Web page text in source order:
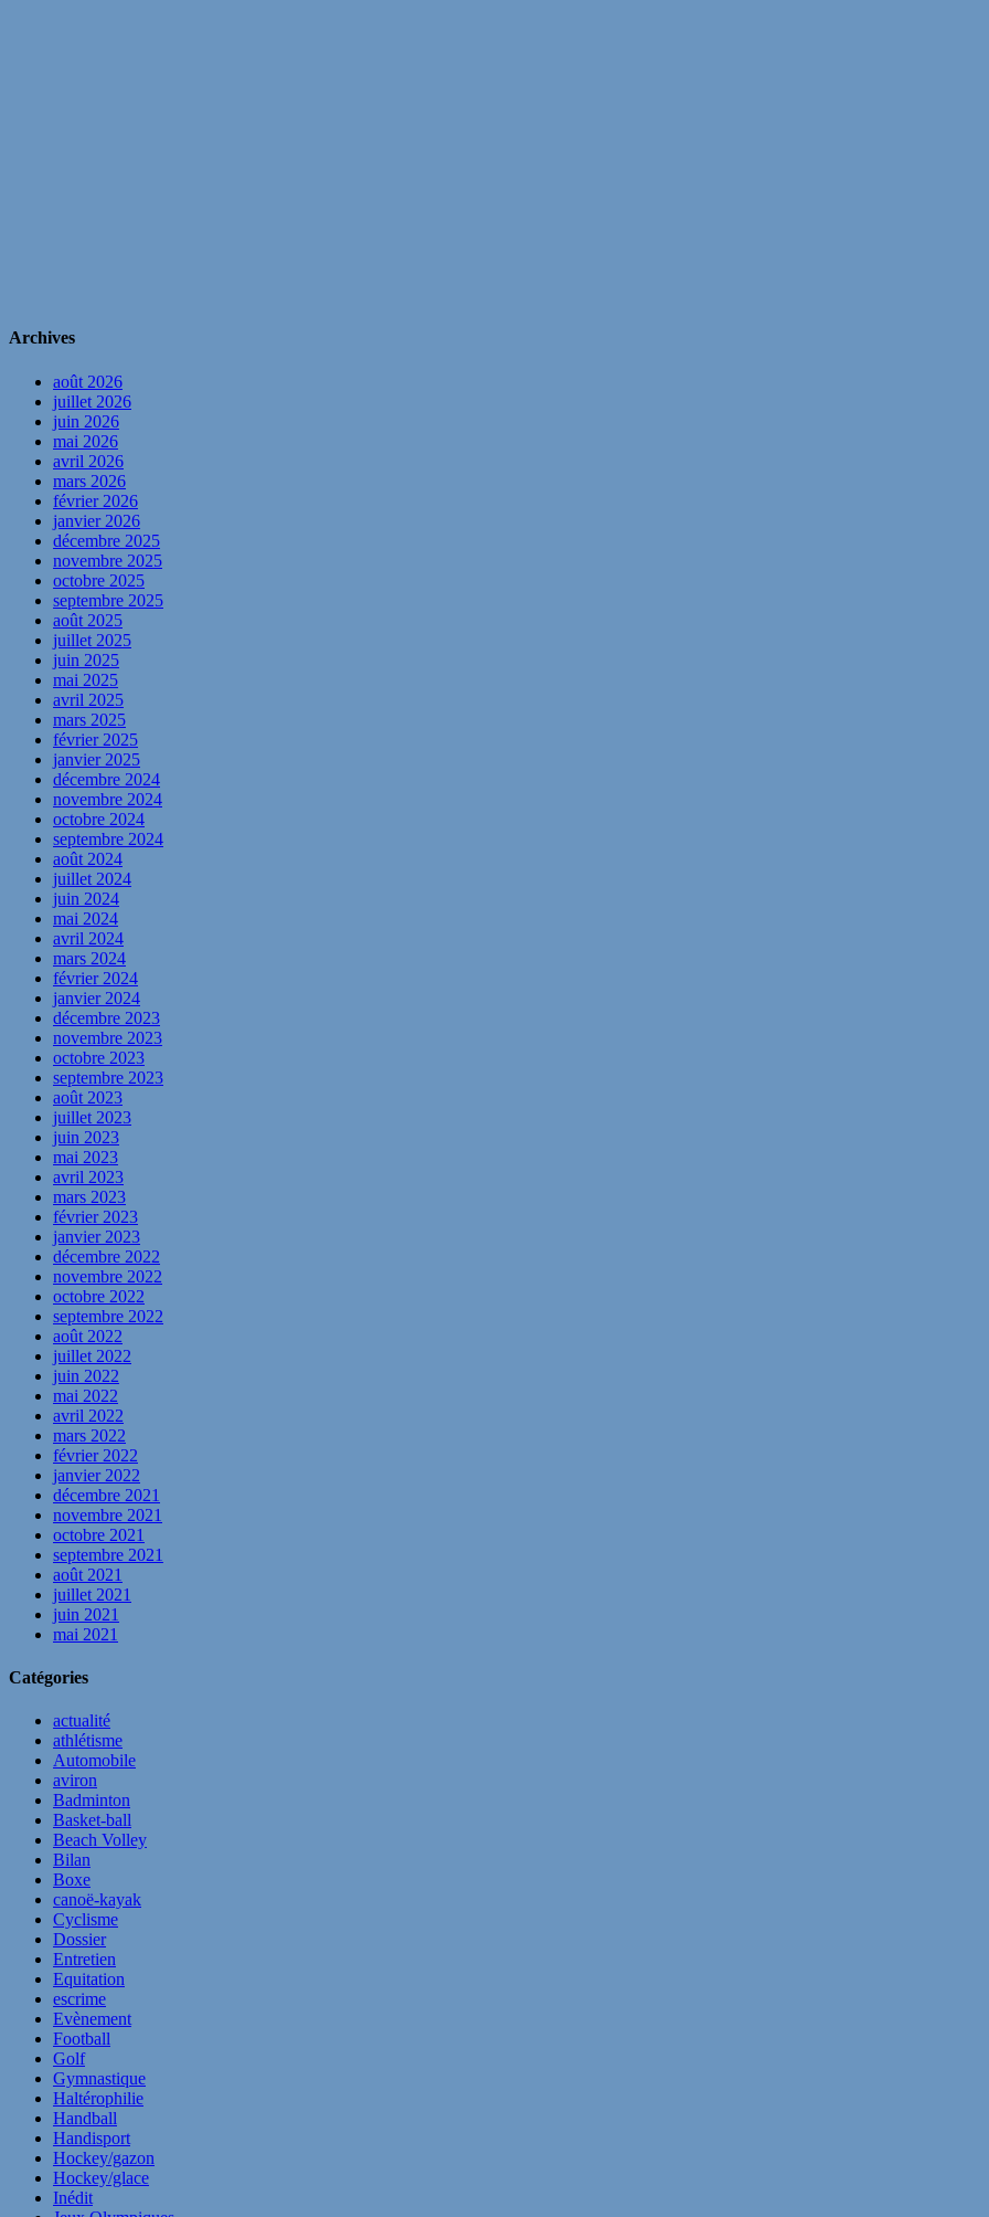
Archives
août 2026
juillet 2026
juin 2026
mai 2026
avril 2026
mars 2026
février 2026
janvier 2026
décembre 2025
novembre 2025
octobre 2025
septembre 2025
août 2025
juillet 2025
juin 2025
mai 2025
avril 2025
mars 2025
février 2025
janvier 2025
décembre 2024
novembre 2024
octobre 2024
septembre 2024
août 2024
juillet 2024
juin 2024
mai 2024
avril 2024
mars 2024
février 2024
janvier 2024
décembre 2023
novembre 2023
octobre 2023
septembre 2023
août 2023
juillet 2023
juin 2023
mai 2023
avril 2023
mars 2023
février 2023
janvier 2023
décembre 2022
novembre 2022
octobre 2022
septembre 2022
août 2022
juillet 2022
juin 2022
mai 2022
avril 2022
mars 2022
février 2022
janvier 2022
décembre 2021
novembre 2021
octobre 2021
septembre 2021
août 2021
juillet 2021
juin 2021
mai 2021
Catégories
actualité
athlétisme
Automobile
aviron
Badminton
Basket-ball
Beach Volley
Bilan
Boxe
canoë-kayak
Cyclisme
Dossier
Entretien
Equitation
escrime
Evènement
Football
Golf
Gymnastique
Haltérophilie
Handball
Handisport
Hockey/gazon
Hockey/glace
Inédit